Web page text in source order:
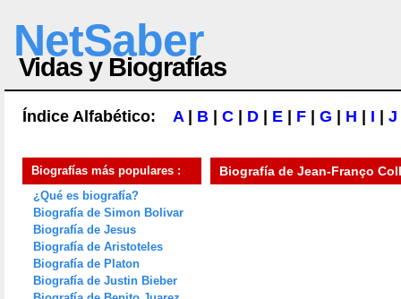
NetSaber
Vidas y Biografías
Índice Alfabético: A| B C D E F G H I J
Biografías más populares :
¿Qué es biografía?
Biografía de Simon Bolivar
Biografía de Jesus
Biografía de Aristoteles
Biografía de Platon
Biografía de Justin Bieber
Biografía de Jean-Franço